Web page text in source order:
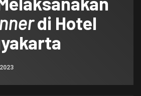
di Hotel